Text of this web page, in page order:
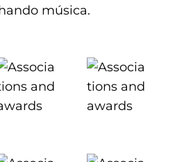
música.